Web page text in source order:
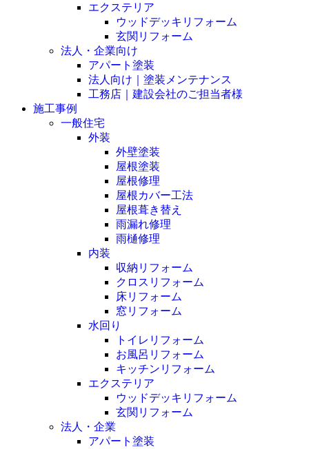
エクステリア
ウッドデッキリフォーム
玄関リフォーム
法人・企業向け
アパート塗装
法人向け｜塗装メンテナンス
工務店｜建設会社のご担当者様
施工事例
一般住宅
外装
外壁塗装
屋根塗装
屋根修理
屋根カバー工法
屋根葺き替え
雨漏れ修理
雨樋修理
内装
収納リフォーム
クロスリフォーム
床リフォーム
窓リフォーム
水回り
トイレリフォーム
お風呂リフォーム
キッチンリフォーム
エクステリア
ウッドデッキリフォーム
玄関リフォーム
法人・企業
アパート塗装